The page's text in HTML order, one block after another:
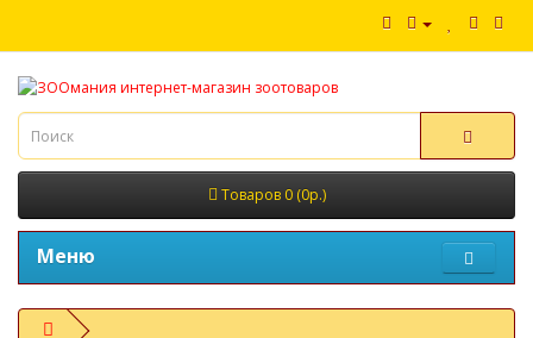
Товаров 0 (0р.)
Меню